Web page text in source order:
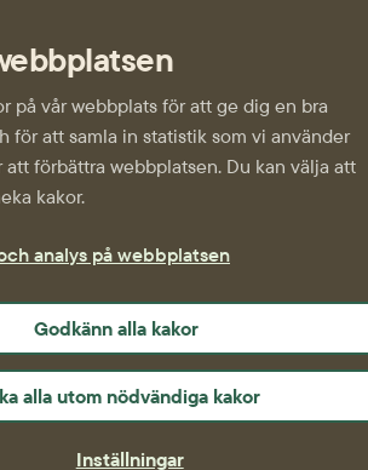
på vår webbplats för att ge dig en bra
för att samla in statistik som vi använder
förbättra webbplatsen. Du kan välja att
kakor.
analys på webbplatsen
Godkänn alla kakor
alla utom nödvändiga kakor
Inställningar